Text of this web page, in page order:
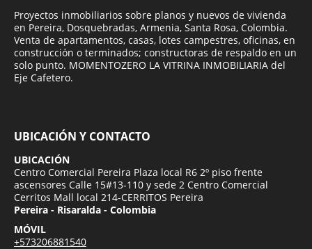
Proyectos inmobiliarios sobre planos y nuevos de vivienda
en Pereira, Dosquebradas, Armenia, Santa Rosa, Colombia.
Venta de apartamentos, casas, lotes campestres, oficinas, en
construcción o terminados; constructoras de respaldo en un
solo punto. MOMENTOZERO LA VITRINA INMOBILIARIA del
Eje Cafetero.
UBICACIÓN Y CONTACTO
UBICACIÓN
Centro Comercial Pereira Plaza local R6 2º piso frente
ascensores Calle 15#13-110 y sede 2 Centro Comercial
Cerritos Mall local 214-CERRITOS Pereira
Pereira - Risaralda - Colombia
MÓVIL
+573206881540